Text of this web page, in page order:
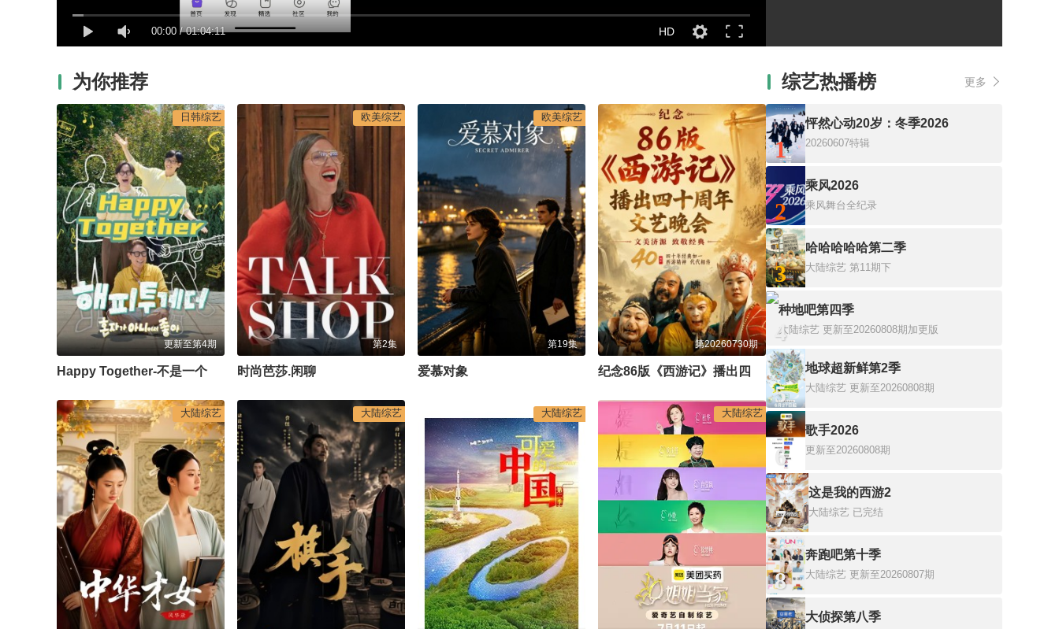
00:00 /01:04:11 HD
为你推荐
日韩综艺
更新至第4期
欧美综艺
第2集
时尚芭莎.闲聊
欧美综艺
第19集
爱慕对象
第20260730期
大陆综艺 大陆综艺 大陆综艺 大陆综艺
综艺热播榜 更多
1
怦然心动20岁：冬季2026
20260607特辑
2
乘风2026
乘风舞台全纪录
3
哈哈哈哈哈第二季
大陆综艺 第11期下
4
种地吧第四季
大陆综艺 更新至20260808期加更版
5
地球超新鲜第2季
大陆综艺 更新至20260808期
6
歌手2026
更新至20260808期
7
这是我的西游2
大陆综艺 已完结
8
奔跑吧第十季
大陆综艺 更新至20260807期
大侦探第八季